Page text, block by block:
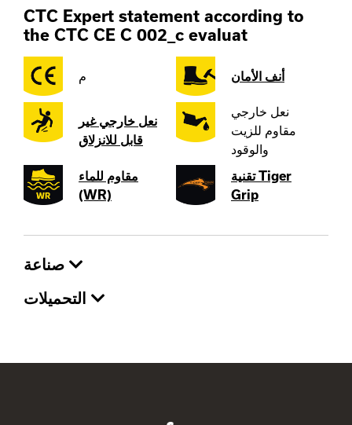
CTC Expert statement according to
the CTC CE C 002_c evaluat
م أنف الأمان
نعل خارجي غير
قابل للانزلاق
نعل خارجي
مقاوم للزيت
والوقود
مقاوم للماء
(WR)
تقنية Tiger
Grip